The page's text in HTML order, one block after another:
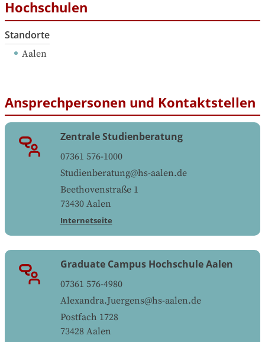
Hochschulen
Standorte
Aalen
Ansprechpersonen und Kontaktstellen
Zentrale Studienberatung
07361 576-1000
Studienberatung@hs-aalen.de
Beethovenstraße 1
73430 Aalen
Internetseite
Graduate Campus Hochschule Aalen
07361 576-4980
Alexandra.Juergens@hs-aalen.de
Postfach 1728
73428 Aalen